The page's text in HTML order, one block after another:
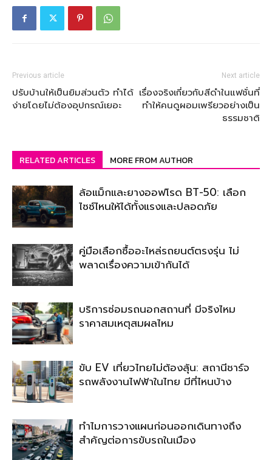
Previous article
ปรับบ้านให้เป็นยิมส่วนตัว ทำได้
ง่ายโดยไม่ต้องอุปกรณ์เยอะ
Next article
เรื่องจริงเกี่ยวกับสีดำในแฟชั่นที่
ทำให้คนดูผอมเพรียวอย่างเป็น
ธรรมชาติ
RELATED ARTICLES MORE FROM AUTHOR
ล้อแม็กและยางออฟโรด BT-50: เลือก
ไซซ์ไหนให้ได้ทั้งแรงและปลอดภัย
คู่มือเลือกซื้ออะไหล่รถยนต์ตรงรุ่น ไม่
พลาดเรื่องความเข้ากันได้
บริการซ่อมรถนอกสถานที่ มีจริงไหม
ราคาสมเหตุสมผลไหม
ขับ EV เที่ยวไทยไม่ต้องลุ้น: สถานีชาร์จ
รถพลังงานไฟฟ้าในไทย มีที่ไหนบ้าง
ทำไมการวางแผนก่อนออกเดินทางถึง
สำคัญต่อการขับรถในเมือง